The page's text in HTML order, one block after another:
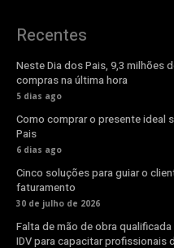
Recentes
Neste Dia dos Pais, 9,3 milhões
compras na última hora
5 dias ago
Como comprar o presente ideal
Pais
6 dias ago
Cinco soluções para guiar o
faturamento
30 de julho de 2026
Falta de mão de obra
IDV para capacitar profissionais